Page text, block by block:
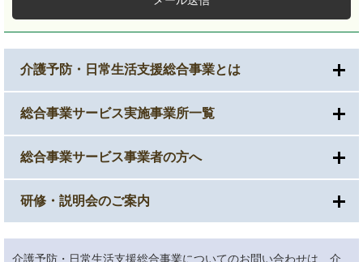
介護予防・日常生活支援総合事業とは
総合事業サービス実施事業所一覧
総合事業サービス事業者の方へ
研修・説明会のご案内
介護予防・日常生活支援総合事業についてのお問い合わせは、介